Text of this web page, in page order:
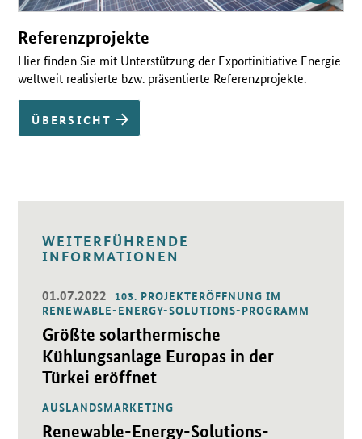
Referenzprojekte
Hier finden Sie mit Unterstützung der Exportinitiative Energie
weltweit realisierte bzw. präsentierte Referenzprojekte.
ÜBERSICHT
WEITERFÜHRENDE
INFORMATIONEN
01.07.2022 103. PROJEKTERÖFFNUNG IM
RENEWABLE-ENERGY-SOLUTIONS-PROGRAMM
Größte solarthermische
Kühlungsanlage Europas in der
Türkei eröffnet
Öffnet Einzelsicht
AUSLANDSMARKETING
Renewable-Energy-Solutions-
Öffnet Einzelsicht